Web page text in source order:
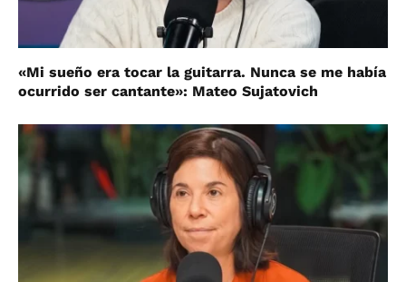
«Mi sueño era tocar la guitarra. Nunca se me había
ocurrido ser cantante»: Mateo Sujatovich